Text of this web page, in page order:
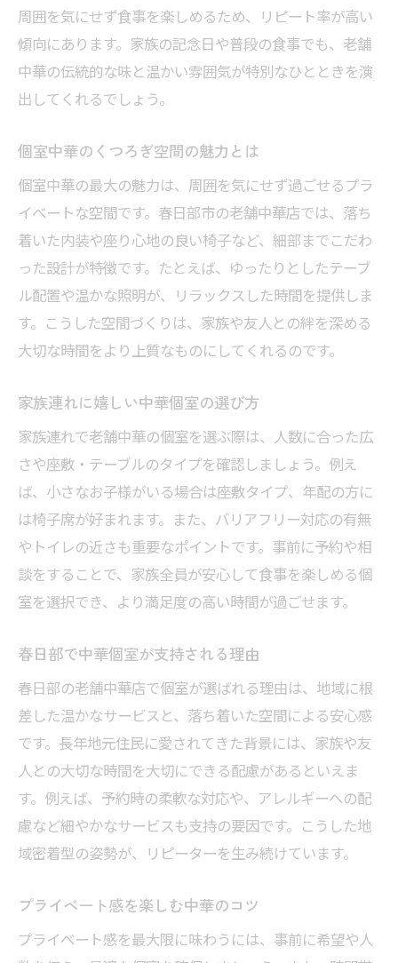
周囲を気にせず食事を楽しめるため、リピート率が高い
傾向にあります。家族の記念日や普段の食事でも、老舗
中華の伝統的な味と温かい雰囲気が特別なひとときを演
出してくれるでしょう。
個室中華のくつろぎ空間の魅力とは
個室中華の最大の魅力は、周囲を気にせず過ごせるプラ
イベートな空間です。春日部市の老舗中華店では、落ち
着いた内装や座り心地の良い椅子など、細部までこだわ
った設計が特徴です。たとえば、ゆったりとしたテーブ
ル配置や温かな照明が、リラックスした時間を提供しま
す。こうした空間づくりは、家族や友人との絆を深める
大切な時間をより上質なものにしてくれるのです。
家族連れに嬉しい中華個室の選び方
家族連れで老舗中華の個室を選ぶ際は、人数に合った広
さや座敷・テーブルのタイプを確認しましょう。例え
ば、小さなお子様がいる場合は座敷タイプ、年配の方に
は椅子席が好まれます。また、バリアフリー対応の有無
やトイレの近さも重要なポイントです。事前に予約や相
談をすることで、家族全員が安心して食事を楽しめる個
室を選択でき、より満足度の高い時間が過ごせます。
春日部で中華個室が支持される理由
春日部の老舗中華店で個室が選ばれる理由は、地域に根
差した温かなサービスと、落ち着いた空間による安心感
です。長年地元住民に愛されてきた背景には、家族や友
人との大切な時間を大切にできる配慮があるといえま
す。例えば、予約時の柔軟な対応や、アレルギーへの配
慮など細やかなサービスも支持の要因です。こうした地
域密着型の姿勢が、リピーターを生み続けています。
プライベート感を楽しむ中華のコツ
プライベート感を最大限に味わうには、事前に希望や人